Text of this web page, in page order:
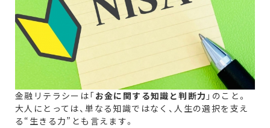
金融リテラシーは「お金に関する知識と判断力 」のこと。
大人にとっては、単なる知識ではなく、人生の選択を支え
る“生きる力”とも言えます。